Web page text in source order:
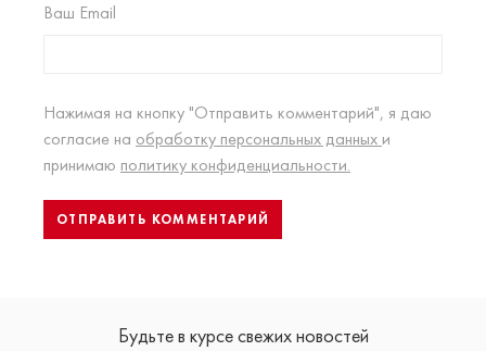
Ваш Email
Нажимая на кнопку "Отправить комментарий", я даю
согласие на обработку персональных данных и
принимаю политику конфиденциальности.
Будьте в курсе свежих новостей